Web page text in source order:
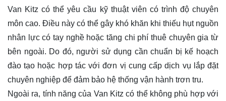
Van Kitz có thể yêu cầu kỹ thuật viên có trình độ chuyên
môn cao. Điều này có thể gây khó khăn khi thiếu hụt nguồn
nhân lực có tay nghề hoặc tăng chi phí thuê chuyên gia từ
bên ngoài. Do đó, người sử dụng cần chuẩn bị kế hoạch
đào tạo hoặc hợp tác với đơn vị cung cấp dịch vụ lắp đặt
chuyên nghiệp để đảm bảo hệ thống vận hành trơn tru.
Ngoài ra, tính năng của Van Kitz có thể không phù hợp với